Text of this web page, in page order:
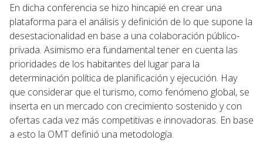
En dicha conferencia se hizo hincapié en crear una
plataforma para el análisis y definición de lo que supone la
desestacionalidad en base a una colaboración público-
privada. Asimismo era fundamental tener en cuenta las
prioridades de los habitantes del lugar para la
determinación política de planificación y ejecución. Hay
que considerar que el turismo, como fenómeno global, se
inserta en un mercado con crecimiento sostenido y con
ofertas cada vez más competitivas e innovadoras. En base
a esto la OMT definió una metodología.